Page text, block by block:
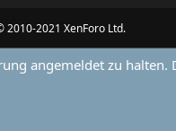
2010-2021 XenForo Ltd.
angemeldet zu